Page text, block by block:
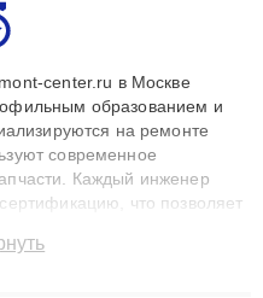
center.ru в Москве
образованием и
на ремонте
современное
Каждый инженер
что позволяет
до 3 лет. Наши мастера